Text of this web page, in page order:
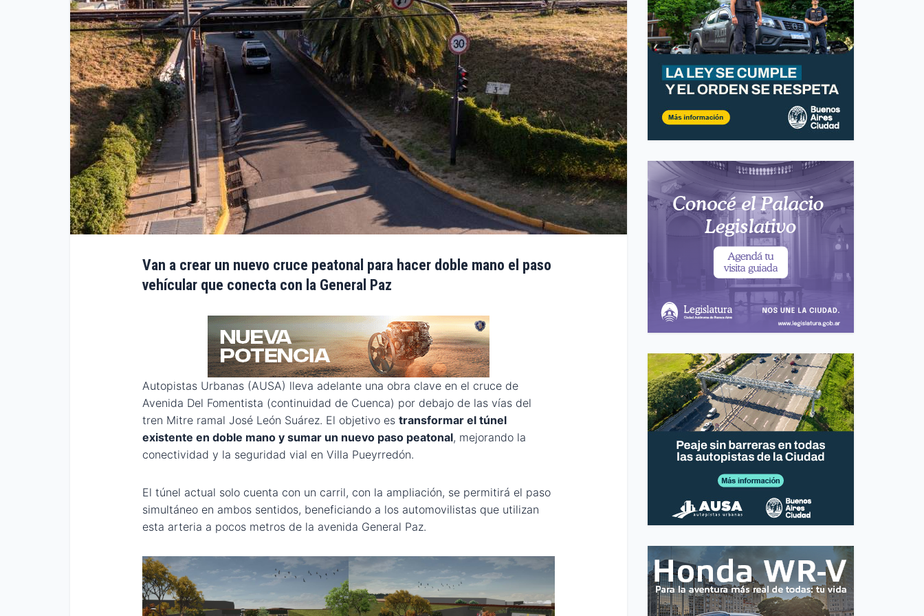
Van a crear un nuevo cruce peatonal para hacer doble mano el paso
vehícular que conecta con la General Paz
Autopistas Urbanas (AUSA) lleva adelante una obra clave en el cruce de
Avenida Del Fomentista (continuidad de Cuenca) por debajo de las vías del
tren Mitre ramal José León Suárez. El objetivo es transformar el túnel
existente en doble mano y sumar un nuevo paso peatonal, mejorando la
conectividad y la seguridad vial en Villa Pueyrredón.
El túnel actual solo cuenta con un carril, con la ampliación, se permitirá el paso
simultáneo en ambos sentidos, beneficiando a los automovilistas que utilizan
esta arteria a pocos metros de la avenida General Paz.